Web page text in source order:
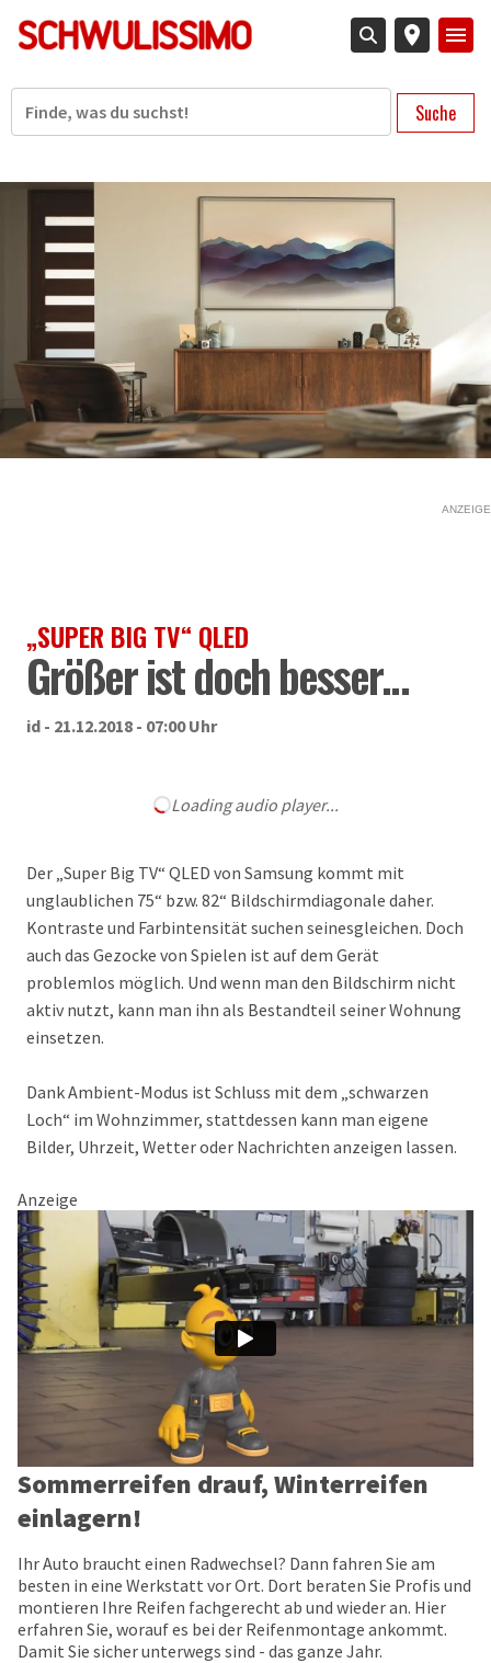
zum
Inhalt
Suche
ANZEIGE
„SUPER BIG TV“ QLED
Größer ist doch besser…
id - 21.12.2018 - 07:00 Uhr
Loading audio player...
Der „Super Big TV“ QLED von Samsung kommt mit
unglaublichen 75“ bzw. 82“ Bildschirmdiagonale daher.
Kontraste und Farbintensität suchen seinesgleichen. Doch
auch das Gezocke von Spielen ist auf dem Gerät
problemlos möglich. Und wenn man den Bildschirm nicht
aktiv nutzt, kann man ihn als Bestandteil seiner Wohnung
einsetzen.
Dank Ambient-Modus ist Schluss mit dem „schwarzen
Loch“ im Wohnzimmer, stattdessen kann man eigene
Bilder, Uhrzeit, Wetter oder Nachrichten anzeigen lassen.
Anzeige
Sommerreifen drauf, Winterreifen
einlagern!
Ihr Auto braucht einen Radwechsel? Dann fahren Sie am
besten in eine Werkstatt vor Ort. Dort beraten Sie Profis und
montieren Ihre Reifen fachgerecht ab und wieder an. Hier
erfahren Sie, worauf es bei der Reifenmontage ankommt.
Damit Sie sicher unterwegs sind - das ganze Jahr.